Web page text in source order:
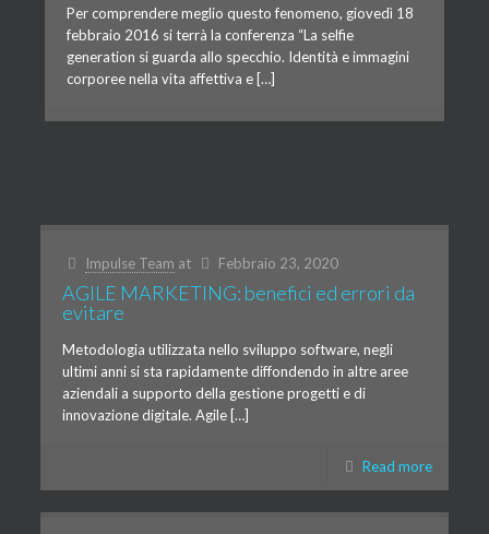
Per comprendere meglio questo fenomeno, giovedì 18
febbraio 2016 si terrà la conferenza “La selfie
generation si guarda allo specchio. Identità e immagini
corporee nella vita affettiva e […]
Impulse Team at Febbraio 23, 2020
AGILE MARKETING: benefici ed errori da
evitare
Metodologia utilizzata nello sviluppo software, negli
ultimi anni si sta rapidamente diffondendo in altre aree
aziendali a supporto della gestione progetti e di
innovazione digitale. Agile […]
Read more